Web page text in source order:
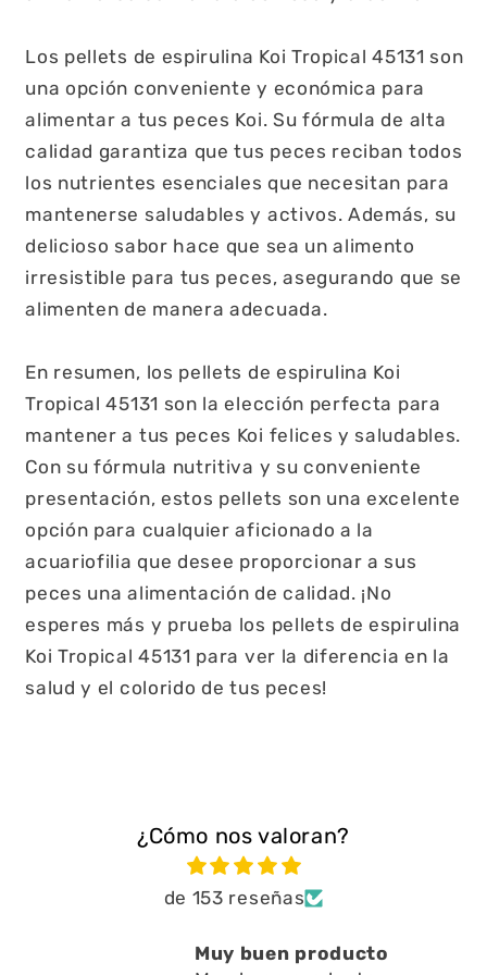
Los pellets de espirulina Koi Tropical 45131 son
una opción conveniente y económica para
alimentar a tus peces Koi. Su fórmula de alta
calidad garantiza que tus peces reciban todos
los nutrientes esenciales que necesitan para
mantenerse saludables y activos. Además, su
delicioso sabor hace que sea un alimento
irresistible para tus peces, asegurando que se
alimenten de manera adecuada.
En resumen, los pellets de espirulina Koi
Tropical 45131 son la elección perfecta para
mantener a tus peces Koi felices y saludables.
Con su fórmula nutritiva y su conveniente
presentación, estos pellets son una excelente
opción para cualquier aficionado a la
acuariofilia que desee proporcionar a sus
peces una alimentación de calidad. ¡No
esperes más y prueba los pellets de espirulina
Koi Tropical 45131 para ver la diferencia en la
salud y el colorido de tus peces!
¿Cómo nos valoran?
de 153 reseñas
Está muy bien ayuda